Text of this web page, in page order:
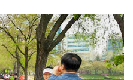
U
R
L
복
사
공
유
하
기
기
크
게
변
경
하
기
기
작
게
변
경
하
기